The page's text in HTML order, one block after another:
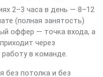
2–3 часа в день — 8–12
(полная занятость)
оффер — точка входа, а
через
в команде.
без потолка и без